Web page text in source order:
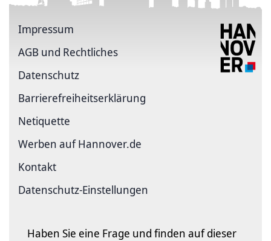
Impressum
AGB und Rechtliches
Datenschutz
Barriere­freiheits­erklärung
Netiquette
Werben auf Hannover.de
Kontakt
Datenschutz-Einstellungen
Haben Sie eine Frage und finden auf dieser